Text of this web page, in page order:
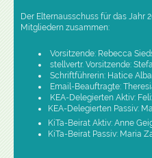
Der Elternausschuss für das Jahr
Mitgliedern zusammen:
Vorsitzende: Rebecca
stellvertr. Vorsitzende:
Schriftführerin: Hatice
Email-Beauftragte:
KEA-Delegierten Aktiv:
KEA-Delegierten Passiv:
KiTa-Beirat Aktiv: Anne
KiTa-Beirat Passiv: Maria